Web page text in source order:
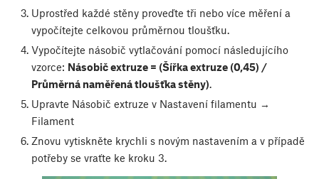
Uprostřed každé stěny proveďte tři nebo více měření a
vypočítejte celkovou průměrnou tloušťku.
Vypočítejte násobič vytlačování pomocí následujícího
vzorce: Násobič extruze = (Šířka extruze (0,45) /
Průměrná naměřená tloušťka stěny).
Upravte Násobič extruze v Nastavení filamentu →
Filament
Znovu vytiskněte krychli s novým nastavením a v případě
potřeby se vraťte ke kroku 3.